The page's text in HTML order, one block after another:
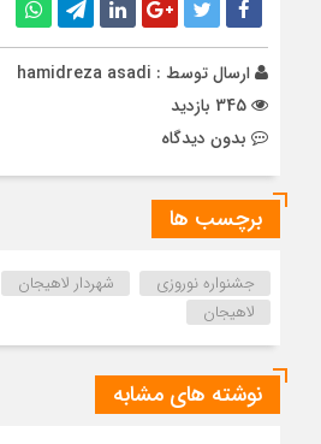
ارسال توسط : hamidreza asadi
بدون دیدگاه
برچسب ها
جشنواره نوروزی شهردار لاهیجان
لاهیجان
نوشته های مشابه